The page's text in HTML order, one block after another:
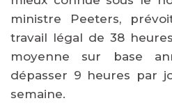
ministre Peeters,
travail légal de 38
moyenne sur base
dépasser 9 heures par
semaine.